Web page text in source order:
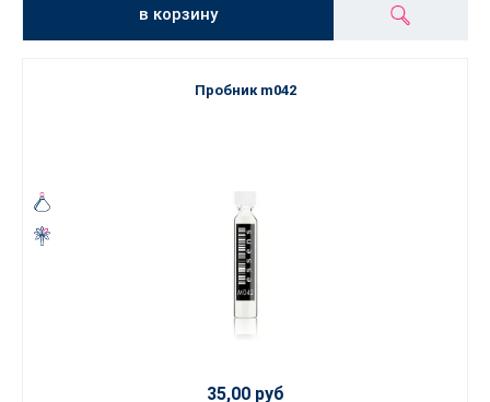
в корзину
Пробник m042
35,00 руб